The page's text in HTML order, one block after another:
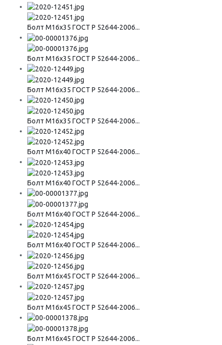
Болт М16х35 ГОСТ Р 52644-2006...
Болт М16х35 ГОСТ Р 52644-2006...
Болт М16х35 ГОСТ Р 52644-2006...
Болт М16х35 ГОСТ Р 52644-2006...
Болт М16х40 ГОСТ Р 52644-2006...
Болт М16х40 ГОСТ Р 52644-2006...
Болт М16х40 ГОСТ Р 52644-2006...
Болт М16х40 ГОСТ Р 52644-2006...
Болт М16х45 ГОСТ Р 52644-2006...
Болт М16х45 ГОСТ Р 52644-2006...
Болт М16х45 ГОСТ Р 52644-2006...